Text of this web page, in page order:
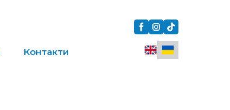
Контакти